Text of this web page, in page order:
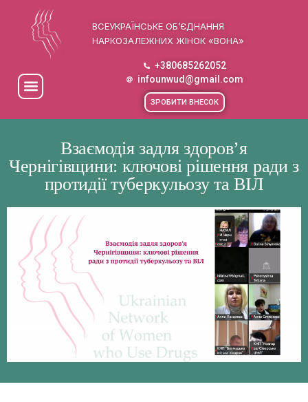
ВСЕУКРАЇНСЬКЕ ОБ’ЄДНАННЯ
НАРКОЗАЛЕЖНИХ ЖІНОК «ВОНА»
+380685262052
infounwud@gmail.com
ЗРОБИТИ ВНЕСОК
Взаємодія задля здоров’я
Чернігівщини: ключові рішення ради з
протидії туберкульозу та ВІЛ